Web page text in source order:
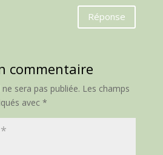
Réponse
commentaire
sera pas publiée. Les champs
avec *